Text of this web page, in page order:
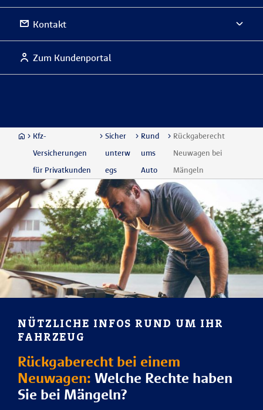
Kontakt
Zum Kundenportal
Kfz-
Versicherungen
für Privatkunden
Sicher
unterw
egs
Rund
ums
Auto
Rückgaberecht
Neuwagen bei
Mängeln
NÜTZLICHE INFOS RUND UM IHR
FAHRZEUG
Rückgaberecht bei einem
Neuwagen: Welche Rechte haben
Sie bei Mängeln?